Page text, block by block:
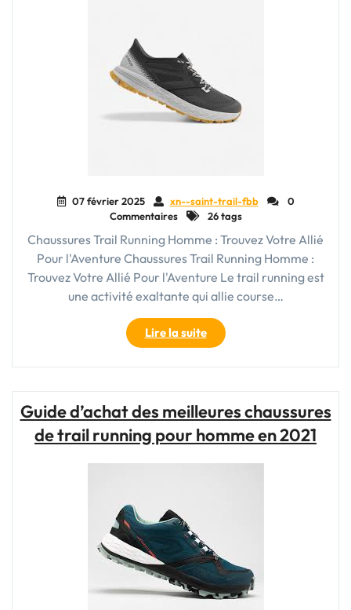
07 février 2025 xn--saint-trail-fbb
0
Commentaires
26 tags
Chaussures Trail Running Homme : Trouvez Votre Allié
Pour l'Aventure Chaussures Trail Running Homme :
Trouvez Votre Allié Pour l'Aventure Le trail running est
une activité exaltante qui allie course…
Lire la suite"Trouvez
Votre
Allié
:
Chaussures
Guide d’achat des meilleures chaussures
de trail running pour homme en 2021